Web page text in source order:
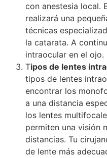
con anestesia local.
realizará una
técnicas
la catarata. A
intraocular en el ojo.
Tipos de lentes
tipos de lentes
encontrar los
a una distancia
los lentes
permiten una visión
distancias. Tu
de lente más